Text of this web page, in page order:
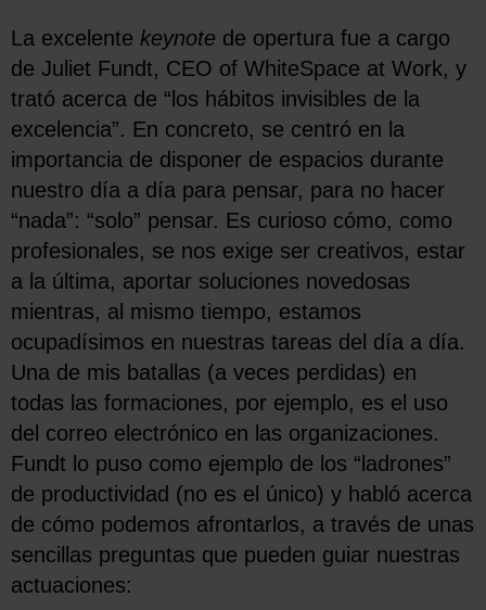
La excelente keynote de opertura fue a cargo
de Juliet Fundt, CEO of WhiteSpace at Work, y
trató acerca de “los hábitos invisibles de la
excelencia”. En concreto, se centró en la
importancia de disponer de espacios durante
nuestro día a día para pensar, para no hacer
“nada”: “solo” pensar. Es curioso cómo, como
profesionales, se nos exige ser creativos, estar
a la última, aportar soluciones novedosas
mientras, al mismo tiempo, estamos
ocupadísimos en nuestras tareas del día a día.
Una de mis batallas (a veces perdidas) en
todas las formaciones, por ejemplo, es el uso
del correo electrónico en las organizaciones.
Fundt lo puso como ejemplo de los “ladrones”
de productividad (no es el único) y habló acerca
de cómo podemos afrontarlos, a través de unas
sencillas preguntas que pueden guiar nuestras
actuaciones: